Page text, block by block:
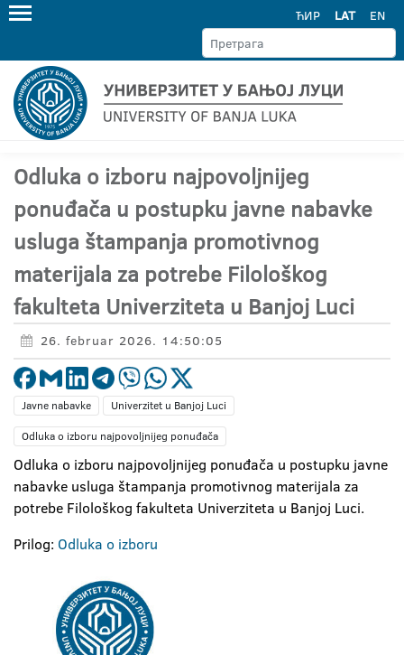
ЋИР LAT EN
Odluka o izboru najpovoljnijeg
ponuđača u postupku javne nabavke
usluga štampanja promotivnog
materijala za potrebe Filološkog
fakulteta Univerziteta u Banjoj Luci
26. februar 2026. 14:50:05
Javne nabavke
Univerzitet u Banjoj Luci
Odluka o izboru najpovoljnijeg ponuđača
Odluka o izboru najpovoljnijeg ponuđača u postupku javne
nabavke usluga štampanja promotivnog materijala za
potrebe Filološkog fakulteta Univerziteta u Banjoj Luci.
Prilog: Odluka o izboru